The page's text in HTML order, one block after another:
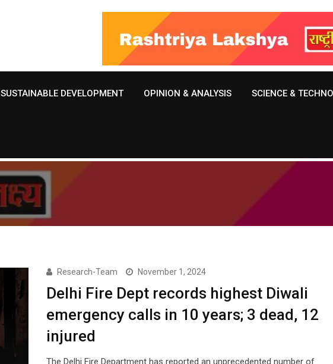
SUSTAINABLE DEVELOPMENT OPINION & ANALYSIS SCIENCE &
Research-Team November 1, 2024
Delhi Fire Dept records highest Diwali
emergency calls in 10 years; 3 dead, 12
injured
The Delhi Fire Department has reported an unprecedented number of